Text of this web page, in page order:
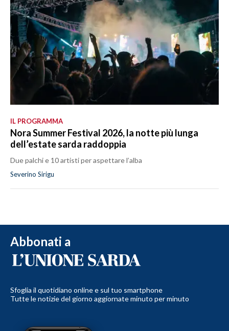
IL PROGRAMMA
Nora Summer Festival 2026, la notte più lunga
dell’estate sarda raddoppia
Due palchi e 10 artisti per aspettare l’alba
Severino Sirigu
Abbonati a
Sfoglia il quotidiano online e sul tuo smartphone
Tutte le notizie del giorno aggiornate minuto per minuto